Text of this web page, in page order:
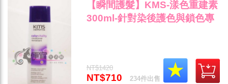
【瞬間護髮】KMS-漾色重建素
300ml-針對染後護色與鎖色專
NT$1420
NT$710 234件出售